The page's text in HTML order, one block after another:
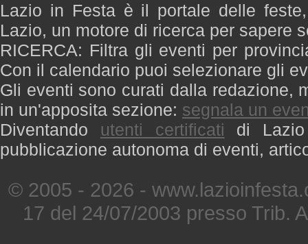
Lazio in Festa è il portale delle
Lazio, un motore di ricerca per sapere
RICERCA: Filtra gli eventi per
Con il calendario puoi selezionare gli
Gli eventi sono curati dalla redazione,
in un'apposita sezione: segnala un
Diventando utenti certificati di
pubblicazione autonoma di eventi,
© 2005 - 2026 -
17 del 24/07/2003 presso Trib.